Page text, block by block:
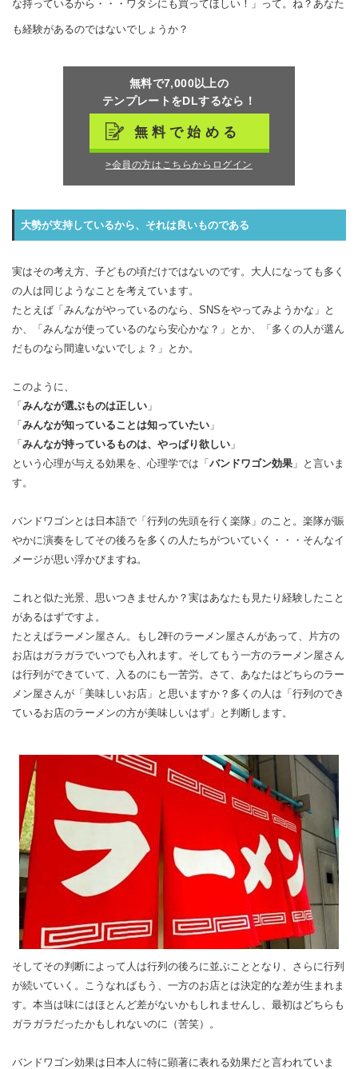
な持っているから・・・ワタシにも買ってほしい！」って。ね？あなた
も経験があるのではないでしょうか？
無料で7,000以上の
テンプレートをDLするなら！
無料で始める
>会員の方はこちらからログイン
大勢が支持しているから、それは良いものである
実はその考え方、子どもの頃だけではないのです。大人になっても多く
の人は同じようなことを考えています。
たとえば「みんながやっているのなら、SNSをやってみようかな」と
か、「みんなが使っているのなら安心かな？」とか、「多くの人が選ん
だものなら間違いないでしょ？」とか。
このように、
「 みんなが選ぶものは正しい 」
「 みんなが知っていることは知っていたい 」
「 みんなが持っているものは、やっぱり欲しい 」
という心理が与える効果を、心理学では「 バンドワゴン効果 」と言いま
す。
バンドワゴンとは日本語で「行列の先頭を行く楽隊」のこと。楽隊が賑
やかに演奏をしてその後ろを多くの人たちがついていく・・・そんなイ
メージが思い浮かびますね。
これと似た光景、思いつきませんか？実はあなたも見たり経験したこと
があるはずですよ。
たとえばラーメン屋さん。もし2軒のラーメン屋さんがあって、片方の
お店はガラガラでいつでも入れます。そしてもう一方のラーメン屋さん
は行列ができていて、入るのにも一苦労。さて、あなたはどちらのラー
メン屋さんが「美味しいお店」と思いますか？多くの人は「行列のでき
ているお店のラーメンの方が美味しいはず」と判断します。
そしてその判断によって人は行列の後ろに並ぶこととなり、さらに行列
が続いていく。こうなればもう、一方のお店とは決定的な差が生まれま
す。本当は味にはほとんど差がないかもしれませんし、最初はどちらも
ガラガラだったかもしれないのに（苦笑）。
バンドワゴン効果は日本人に特に顕著に表れる効果だと言われていま